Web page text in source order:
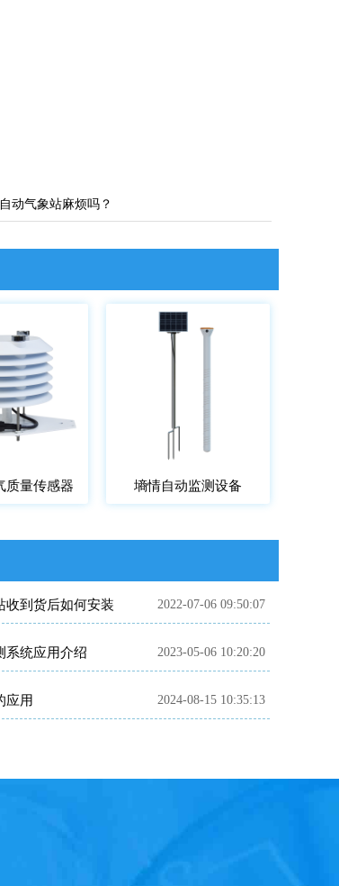
动气象站麻烦吗？
质量传感器 墒情自动监测设备
收到货后如何安装 2022-07-06 09:50:07
系统应用介绍 2023-05-06 10:20:20
应用 2024-08-15 10:35:13